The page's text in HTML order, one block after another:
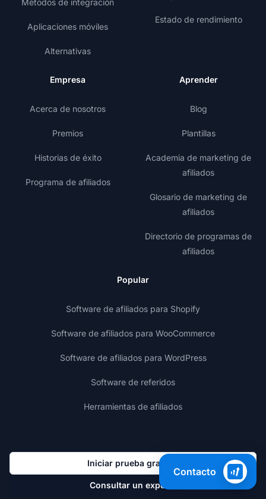
Métodos de integración
Aplicaciones móviles
Alternativas
Estado de rendimiento
Empresa
Acerca de nosotros
Premios
Historias de éxito
Programa de afiliados
Aprender
Blog
Plantillas
Academia de marketing de
afiliados
Glosario de marketing de
afiliados
Directorio de programas de
afiliados
Popular
Software de afiliados para Shopify
Software de afiliados para WooCommerce
Software de afiliados para WordPress
Software de referidos
Herramientas de afiliados
Iniciar prueba gratuita
Consultar un experto
Contacto